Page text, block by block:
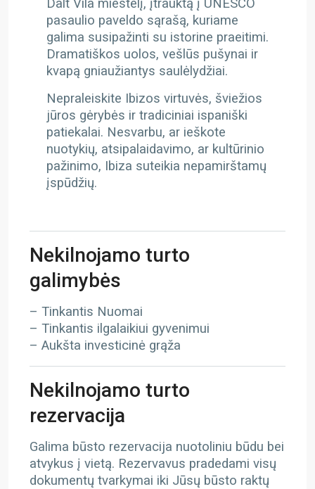
Dalt Vila miestelį, įtrauktą į UNESCO
pasaulio paveldo sąrašą, kuriame
galima susipažinti su istorine praeitimi.
Dramatiškos uolos, vešlūs pušynai ir
kvapą gniaužiantys saulėlydžiai.
Nepraleiskite Ibizos virtuvės, šviežios
jūros gėrybės ir tradiciniai ispaniški
patiekalai. Nesvarbu, ar ieškote
nuotykių, atsipalaidavimo, ar kultūrinio
pažinimo, Ibiza suteikia nepamirštamų
įspūdžių.
Nekilnojamo turto
galimybės
– Tinkantis Nuomai
– Tinkantis ilgalaikiui gyvenimui
– Aukšta investicinė grąža
Nekilnojamo turto
rezervacija
Galima būsto rezervacija nuotoliniu būdu bei
atvykus į vietą. Rezervavus pradedami visų
dokumentų tvarkymai iki Jūsų būsto raktų